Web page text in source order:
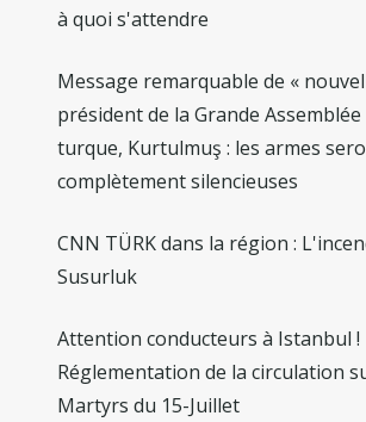
à quoi s'attendre
Message remarquable de «
président de la Grande
turque, Kurtulmuş : les armes
complètement silencieuses
CNN TÜRK dans la région :
Susurluk
Attention conducteurs à Istanbul !
Réglementation de la circulation
Martyrs du 15-Juillet